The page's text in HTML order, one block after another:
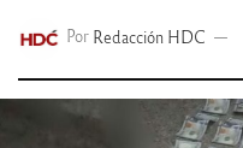
Por Redacción HDC